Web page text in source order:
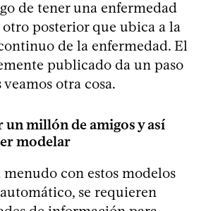
de tener una enfermedad
posterior que ubica a la
de la enfermedad. El
publicado da un paso
veamos otra cosa.
un millón de amigos y así
modelar
menudo con estos modelos
se requieren